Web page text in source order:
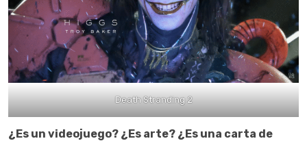
Death Stranding 2
¿Es un videojuego? ¿Es arte? ¿Es una carta de